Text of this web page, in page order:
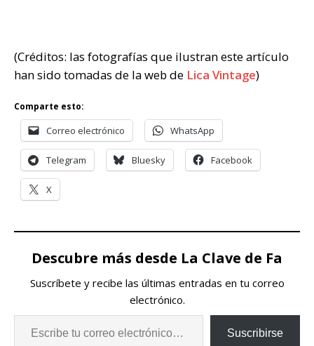
(Créditos: las fotografías que ilustran este artículo
han sido tomadas de la web de Lica Vintage)
Comparte esto:
Correo electrónico WhatsApp
Telegram Bluesky Facebook
X
Descubre más desde La Clave de Fa
Suscríbete y recibe las últimas entradas en tu correo
electrónico.
Suscribirse